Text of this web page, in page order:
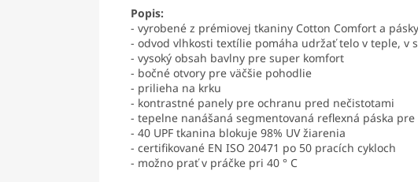
Popis:
- vyrobené z prémiovej tkaniny Cotton Comfort a
- odvod vlhkosti textílie pomáha udržať telo v teple, v
- vysoký obsah bavlny pre super komfort
- bočné otvory pre väčšie pohodlie
- prilieha na krku
- kontrastné panely pre ochranu pred nečistotami
- tepelne nanášaná segmentovaná reflexná páska
- 40 UPF tkanina blokuje 98% UV žiarenia
- certifikované EN ISO 20471 po 50 pracích cykloch
- možno prať v práčke pri 40 ° C